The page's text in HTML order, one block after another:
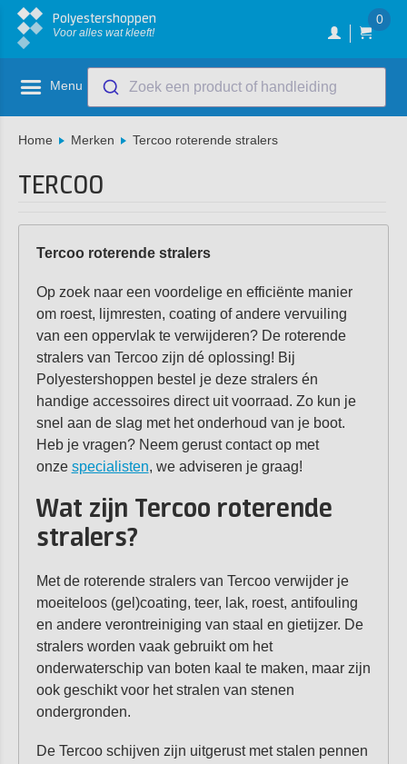
Polyestershoppen
Voor alles wat kleeft!
0
Menu Zoek een product of handleiding
Home Merken Tercoo roterende stralers
TERCOO
Tercoo roterende stralers
Op zoek naar een voordelige en efficiënte manier
om roest, lijmresten, coating of andere vervuiling
van een oppervlak te verwijderen? De roterende
stralers van Tercoo zijn dé oplossing! Bij
Polyestershoppen bestel je deze stralers én
handige accessoires direct uit voorraad. Zo kun je
snel aan de slag met het onderhoud van je boot.
Heb je vragen? Neem gerust contact op met
onze specialisten, we adviseren je graag!
Wat zijn Tercoo roterende
stralers?
Met de roterende stralers van Tercoo verwijder je
moeiteloos (gel)coating, teer, lak, roest, antifouling
en andere verontreiniging van staal en gietijzer. De
stralers worden vaak gebruikt om het
onderwaterschip van boten kaal te maken, maar zijn
ook geschikt voor het stralen van stenen
ondergronden.
De Tercoo schijven zijn uitgerust met stalen pennen